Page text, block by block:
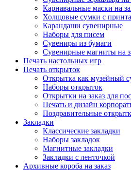
Карнавальные маски на
Холщовые сумки с
Карандаши сувенирные
Наборы для писем
Сувениры из бумаги
Сувенирные магниты на
Печать настольных игр
Печать открыток
Открытка как музейный
Наборы открыток
Открытки на заказ для
Печать и дизайн
Поздравительные
Закладки
Классические закладки
Наборы закладок
Магнитные закладки
Закладки с ленточкой
Архивные короба на заказ